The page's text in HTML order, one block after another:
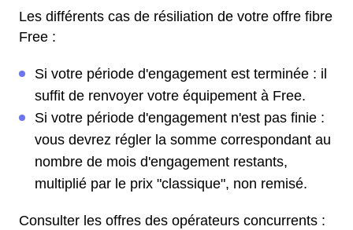
Les différents cas de résiliation de votre offre fibre
Free :
Si votre période d'engagement est terminée : il
suffit de renvoyer votre équipement à Free.
Si votre période d'engagement n'est pas finie :
vous devrez régler la somme correspondant au
nombre de mois d'engagement restants,
multiplié par le prix "classique", non remisé.
Consulter les offres des opérateurs concurrents :